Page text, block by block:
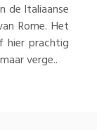
de Italiaanse
Rome. Het
hier prachtig
verge..